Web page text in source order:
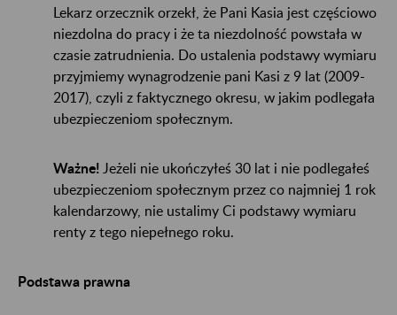
Lekarz orzecznik orzekł, że Pani Kasia jest częściowo
niezdolna do pracy i że ta niezdolność powstała w
czasie zatrudnienia. Do ustalenia podstawy wymiaru
przyjmiemy wynagrodzenie pani Kasi z 9 lat (2009-
2017), czyli z faktycznego okresu, w jakim podlegała
ubezpieczeniom społecznym.
Ważne! Jeżeli nie ukończyłeś 30 lat i nie podlegałeś
ubezpieczeniom społecznym przez co najmniej 1 rok
kalendarzowy, nie ustalimy Ci podstawy wymiaru
renty z tego niepełnego roku.
Podstawa prawna